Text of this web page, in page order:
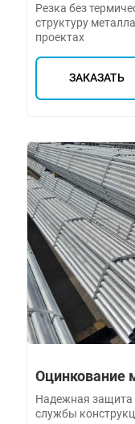
Резка без
структуру
проектах
ЗАКАЗАТЬ
Оцинкование
Надежная защита
службы